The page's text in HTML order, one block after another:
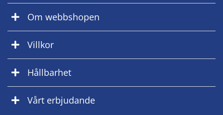
Om webbshopen
Villkor
Hållbarhet
Vårt erbjudande